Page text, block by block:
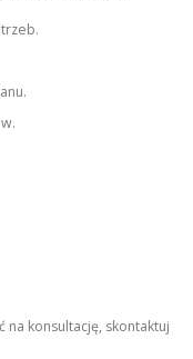
na konsultację, skontaktuj